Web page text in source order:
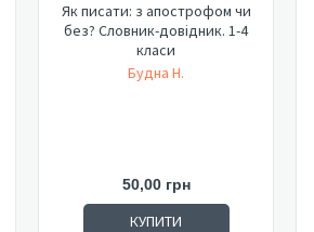
Як писати: з апострофом чи
без? Словник-довідник. 1-4
класи
Будна Н.
50,00 грн
КУПИТИ